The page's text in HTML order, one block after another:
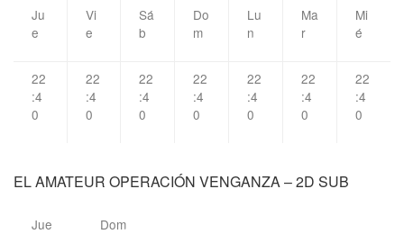
Ju
e
Vi
e
Sá
b
Do
m
Lu
n
Ma
r
Mi
é
22
:4
0
22
:4
0
22
:4
0
22
:4
0
22
:4
0
22
:4
0
22
:4
0
EL AMATEUR OPERACIÓN VENGANZA – 2D SUB
Jue Dom